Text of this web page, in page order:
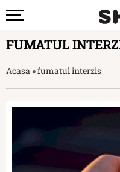
FUMATUL
Acasa »fumatul interzis